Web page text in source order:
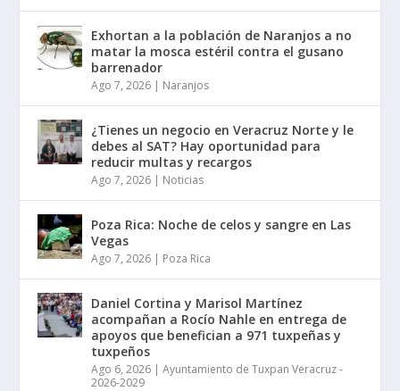
Exhortan a la población de Naranjos a no
matar la mosca estéril contra el gusano
barrenador
Ago 7, 2026 | Naranjos
¿Tienes un negocio en Veracruz Norte y le
debes al SAT? Hay oportunidad para
reducir multas y recargos
Ago 7, 2026 | Noticias
Poza Rica: Noche de celos y sangre en Las
Vegas
Ago 7, 2026 | Poza Rica
Daniel Cortina y Marisol Martínez
acompañan a Rocío Nahle en entrega de
apoyos que benefician a 971 tuxpeñas y
tuxpeños
Ago 6, 2026 |Ayuntamiento de Tuxpan Veracruz -
2026-2029